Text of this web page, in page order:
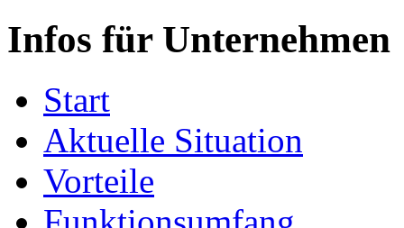
Infos für Unternehmen
Start
Aktuelle Situation
Vorteile